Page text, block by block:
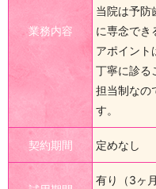
業務内容
当院は予防
に専念でき
アポイント
丁寧に診る
担当制なの
す。
契約期間 定めなし
有り（3ヶ月